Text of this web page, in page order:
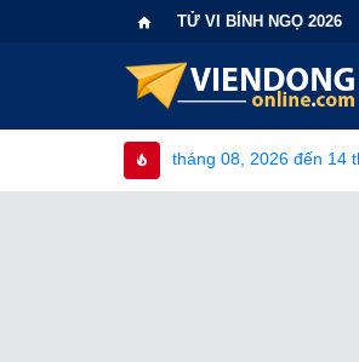
TỬ VI BÍNH NGỌ 2026
08, 2026 đến 14 tháng 08, 2026 •